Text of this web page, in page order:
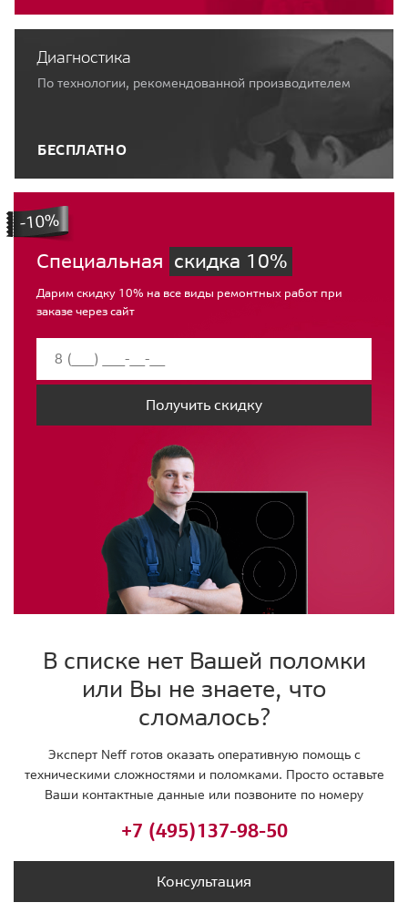
Диагностика
По технологии, рекомендованной производителем
БЕСПЛАТНО
Специальная скидка 10%
Дарим скидку 10% на все виды ремонтных работ при
заказе через сайт
Получить скидку
В списке нет Вашей поломки
или Вы не знаете, что
сломалось?
Эксперт Neff готов оказать оперативную помощь с
техническими сложностями и поломками. Просто оставьте
Ваши контактные данные или позвоните по номеру
+7 (495)137-98-50
Консультация